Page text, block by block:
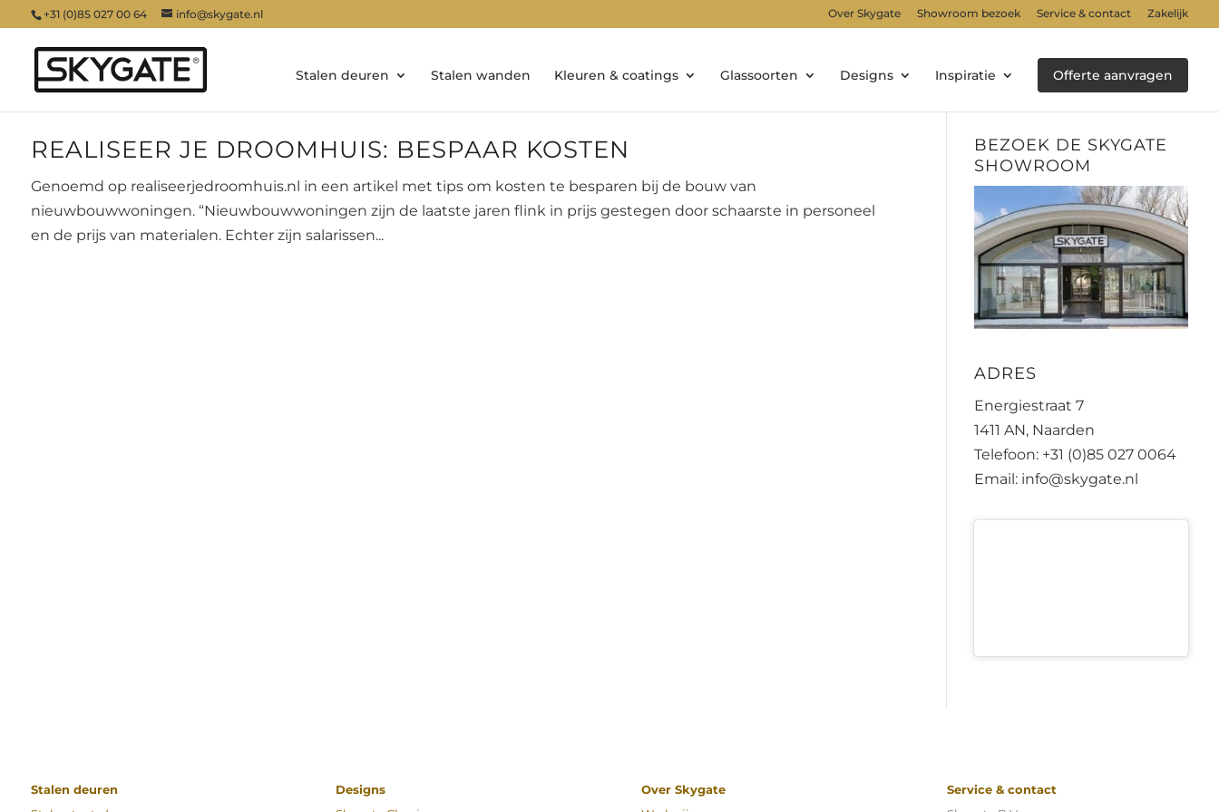
+31 (0)85 027 00 64 info@skygate.nl Over Skygate Showroom bezoek Service & contact Zakelijk
Stalen deuren Stalen wanden Kleuren & coatings Glassoorten Designs Inspiratie Offerte aanvragen
REALISEER JE DROOMHUIS: BESPAAR KOSTEN
Genoemd op realiseerjedroomhuis.nl in een artikel met tips om kosten te besparen bij de bouw van
nieuwbouwwoningen. “Nieuwbouwwoningen zijn de laatste jaren flink in prijs gestegen door schaarste in personeel
en de prijs van materialen. Echter zijn salarissen...
BEZOEK DE SKYGATE
SHOWROOM
ADRES
Energiestraat 7
1411 AN, Naarden
Telefoon: +31 (0)85 027 0064
Email: info@skygate.nl
Stalen deuren
Designs
Over Skygate
Service & contact